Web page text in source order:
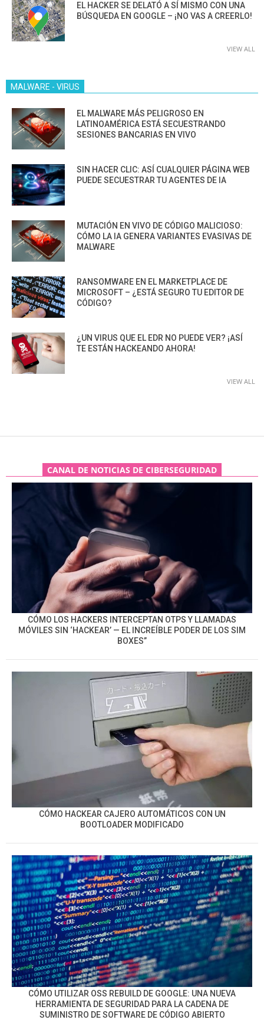
EL HACKER SE DELATÓ A SÍ MISMO CON UNA
BÚSQUEDA EN GOOGLE – ¡NO VAS A CREERLO!
VIEW ALL
MALWARE - VIRUS
EL MALWARE MÁS PELIGROSO EN
LATINOAMÉRICA ESTÁ SECUESTRANDO
SESIONES BANCARIAS EN VIVO
SIN HACER CLIC: ASÍ CUALQUIER PÁGINA WEB
PUEDE SECUESTRAR TU AGENTES DE IA
MUTACIÓN EN VIVO DE CÓDIGO MALICIOSO:
CÓMO LA IA GENERA VARIANTES EVASIVAS DE
MALWARE
RANSOMWARE EN EL MARKETPLACE DE
MICROSOFT – ¿ESTÁ SEGURO TU EDITOR DE
CÓDIGO?
¿UN VIRUS QUE EL EDR NO PUEDE VER? ¡ASÍ
TE ESTÁN HACKEANDO AHORA!
VIEW ALL
CANAL DE NOTICIAS DE CIBERSEGURIDAD
CÓMO LOS HACKERS INTERCEPTAN OTPS Y LLAMADAS
MÓVILES SIN ‘HACKEAR’ — EL INCREÍBLE PODER DE LOS SIM
BOXES”
CÓMO HACKEAR CAJERO AUTOMÁTICOS CON UN
BOOTLOADER MODIFICADO
CÓMO UTILIZAR OSS REBUILD DE GOOGLE: UNA NUEVA
HERRAMIENTA DE SEGURIDAD PARA LA CADENA DE
SUMINISTRO DE SOFTWARE DE CÓDIGO ABIERTO